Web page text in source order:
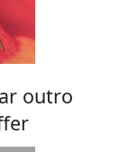
outro